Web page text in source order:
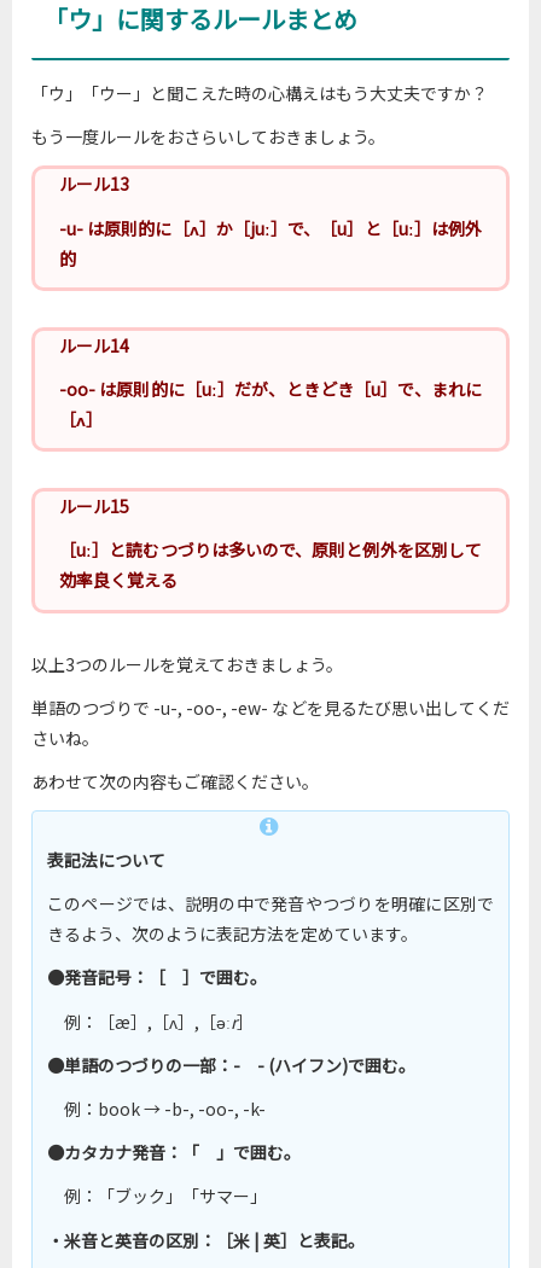
ルール15 (再掲)
［uː］と読むつづりは多いので、原則と例外を区別
して効率良く覚える
「ウ」に関するルールまとめ
「ウ」「ウー」と聞こえた時の心構えはもう大丈夫ですか？
もう一度ルールをおさらいしておきましょう。
ルール13
-u- は原則的に［ʌ］か［juː］で、［u］と［uː］は例外
的
ルール14
-oo- は原則的に［uː］だが、ときどき［u］で、まれに
［ʌ］
ルール15
［uː］と読むつづりは多いので、原則と例外を区別して
効率良く覚える
以上3つのルールを覚えておきましょう。
単語のつづりで -u-, -oo-, -ew- などを見るたび思い出してくだ
さいね。
あわせて次の内容もご確認ください。
表記法について
このページでは、説明の中で発音やつづりを明確に区別で
きるよう、次のように表記方法を定めています。
●発音記号：［ ］で囲む。
例：［æ］,［ʌ］,［əːr］
●単語のつづりの一部：- - (ハイフン)で囲む。
例：book → -b-, -oo-, -k-
●カタカナ発音：「 」で囲む。
例：「ブック」「サマー」
・米音と英音の区別：［米 | 英］と表記。